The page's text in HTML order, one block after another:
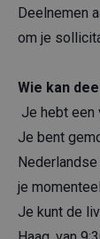
Deelnemen
om je
Wie kan
Je hebt een
Je bent
je
Je kunt de